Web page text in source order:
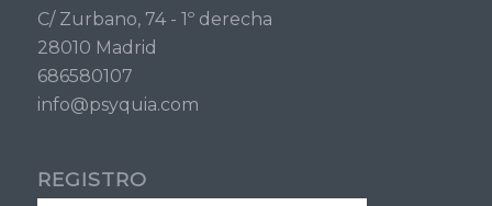
C/ Zurbano, 74 - 1º derecha
28010 Madrid
686580107
info@psyquia.com
REGISTRO